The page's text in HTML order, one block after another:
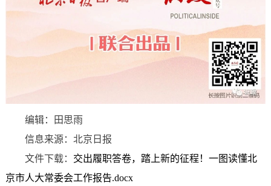
编辑：田思雨
信息来源：北京日报
文件下载： 交出履职答卷，踏上新的征程！一图读懂北
京市人大常委会工作报告.docx